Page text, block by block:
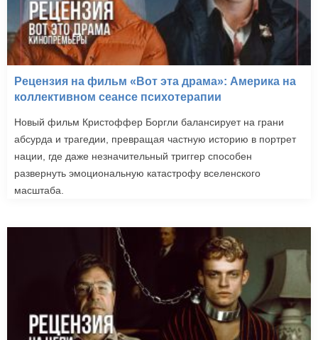
Рецензия на фильм «Вот эта драма»: Америка на
коллективном сеансе психотерапии
Новый фильм Кристоффер Боргли балансирует на грани
абсурда и трагедии, превращая частную историю в портрет
нации, где даже незначительный триггер способен
развернуть эмоциональную катастрофу вселенского
масштаба.